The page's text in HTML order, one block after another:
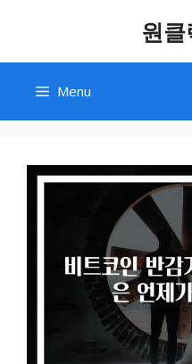
content
원
Menu